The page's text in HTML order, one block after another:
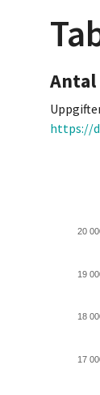
https://
17
18
19
20